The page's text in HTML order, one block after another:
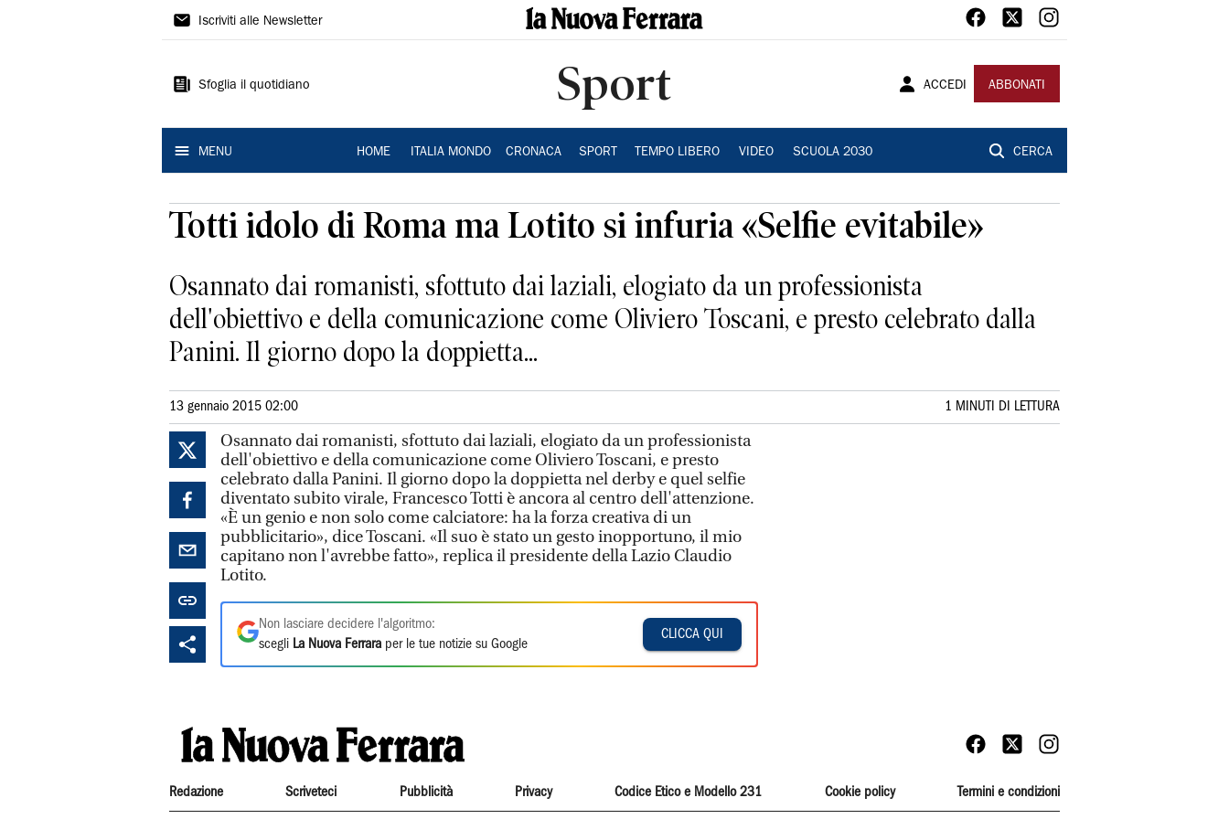
La
Ferrara
Iscriviti alle Newsletter
Sfoglia il quotidiano Sport ACCEDI ABBONATI
MENU HOME ITALIA MONDO CRONACA SPORT TEMPO LIBERO VIDEO SCUOLA 2030 CERCA
Totti idolo di Roma ma Lotito si infuria «Selfie evitabile»
Osannato dai romanisti, sfottuto dai laziali, elogiato da un professionista
dell'obiettivo e della comunicazione come Oliviero Toscani, e presto celebrato dalla
Panini. Il giorno dopo la doppietta...
13 gennaio 2015 02:00 1 MINUTI DI LETTURA
Osannato dai romanisti, sfottuto dai laziali, elogiato da un professionista
dell'obiettivo e della comunicazione come Oliviero Toscani, e presto
celebrato dalla Panini. Il giorno dopo la doppietta nel derby e quel selfie
diventato subito virale, Francesco Totti è ancora al centro dell'attenzione.
«È un genio e non solo come calciatore: ha la forza creativa di un
pubblicitario», dice Toscani. «Il suo è stato un gesto inopportuno, il mio
capitano non l'avrebbe fatto», replica il presidente della Lazio Claudio
Lotito.
Non lasciare decidere l'algoritmo:
scegli La Nuova Ferrara per le tue notizie su Google
CLICCA QUI
Redazione Scriveteci Pubblicità Privacy Codice Etico e Modello 231 Cookie policy Termini e condizioni